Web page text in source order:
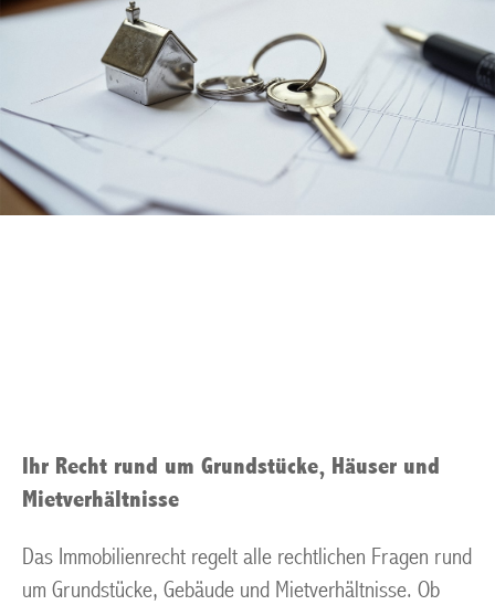
Ihr Recht rund um Grundstücke, Häuser und
Mietverhältnisse
Das Immobilienrecht regelt alle rechtlichen Fragen rund
um Grundstücke, Gebäude und Mietverhältnisse. Ob